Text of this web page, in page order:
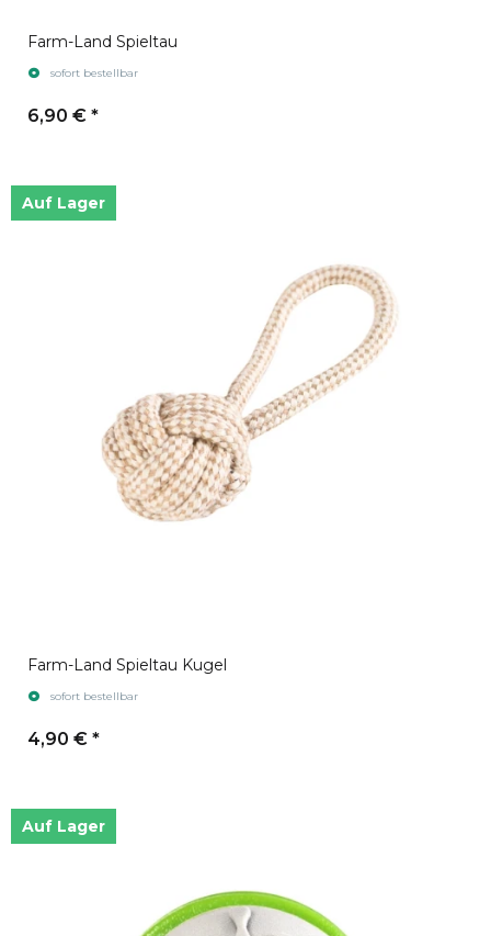
Farm-Land Spieltau
sofort bestellbar
6,90 € *
Auf Lager
Farm-Land Spieltau Kugel
sofort bestellbar
4,90 € *
Auf Lager